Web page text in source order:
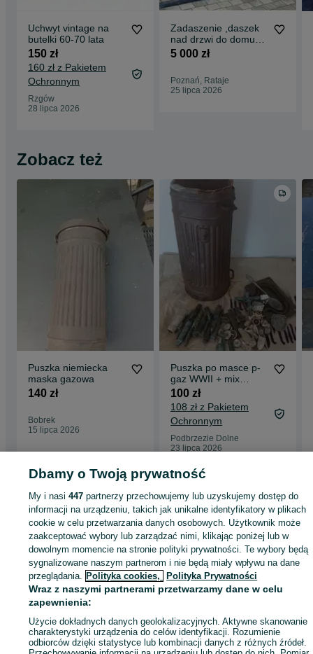
Uchwyt vintage na
butelki 60-70 lata
150 zł
160 zł z Pakietem
Ochronnym
Rzgów
28 lipca 2026
Zadaszenie ,daszek
nad drzwi do domu
,firmy ,bloku transport
5 000 zł
Poznań, Rataje
25 lipca 2026
Zobacz też
Puszka niemiecka
maska gazowa
140 zł
Bobrek
15 lipca 2026
Puszka po masce p-
gaz WWII + mix
innych wykopków.
100 zł
108 zł z Pakietem
Ochronnym
Podbrzezie Dolne
23 lipca 2026
Strona główna Antyki i Kolekcje Kolekcje Militaria Pozostałe
Pozostałe -
Łódzkie
Pozostałe - Łódź Pozostałe - Bałuty
KATEGORIA
ID:1072283373 Wyświetlenia:
Kup
Dbamy o Twoją prywatność
My i nasi447 partnerzy przechowujemy lub uzyskujemy dostęp do
informacji na urządzeniu, takich jak unikalne identyfikatory w plikach
cookie w celu przetwarzania danych osobowych. Użytkownik może
zaakceptować wybory lub zarządzać nimi, klikając poniżej lub w
dowolnym momencie na stronie polityki prywatności. Te wybory będą
sygnalizowane naszym partnerom i nie będą miały wpływu na dane
przeglądania. Polityka cookies, Polityka Prywatności
Wraz z naszymi partnerami przetwarzamy dane w celu
zapewnienia:
Użycie dokładnych danych geolokalizacyjnych. Aktywne skanowanie
charakterystyki urządzenia do celów identyfikacji. Rozumienie
odbiorców dzięki statystyce lub kombinacji danych z różnych źródeł.